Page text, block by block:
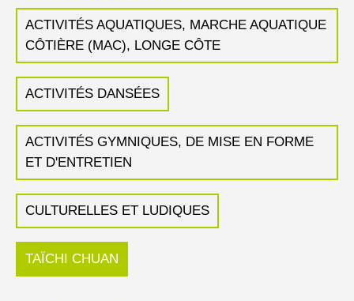
ACTIVITÉS AQUATIQUES, MARCHE AQUATIQUE
CÔTIÈRE (MAC), LONGE CÔTE
ACTIVITÉS DANSÉES
ACTIVITÉS GYMNIQUES, DE MISE EN FORME
ET D'ENTRETIEN
CULTURELLES ET LUDIQUES
TAÏCHI CHUAN